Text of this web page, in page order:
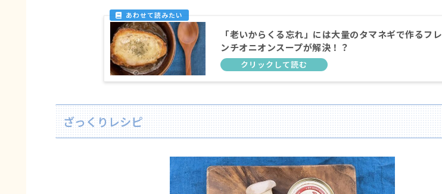
「老いからくる忘れ」には大量のタマネギで作るフレ
ンチオニオンスープが解決！？
ざっくりレシピ